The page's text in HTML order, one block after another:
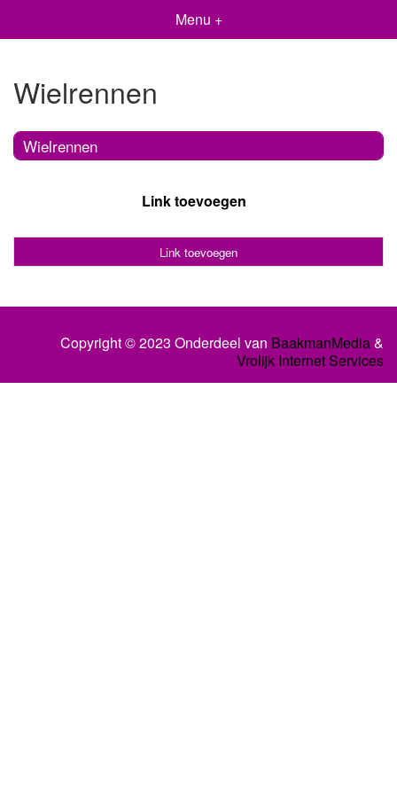
Menu +
Wielrennen
Wielrennen
Link toevoegen
Link toevoegen
Copyright © 2023 Onderdeel van BaakmanMedia&
Vrolijk Internet Services